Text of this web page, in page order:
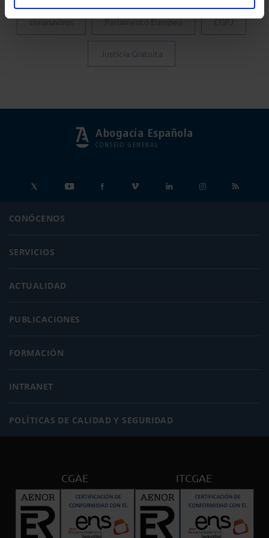
coronavirus Parlamento Europeo CGPJ
Justicia Gratuita
Abogacía Española
CONSEJO GENERAL
CONÓCENOS
SERVICIOS
ACTUALIDAD
PUBLICACIONES
FORMACIÓN
INTRANET
POLÍTICAS DE CALIDAD Y SEGURIDAD
CGAE ITCGAE